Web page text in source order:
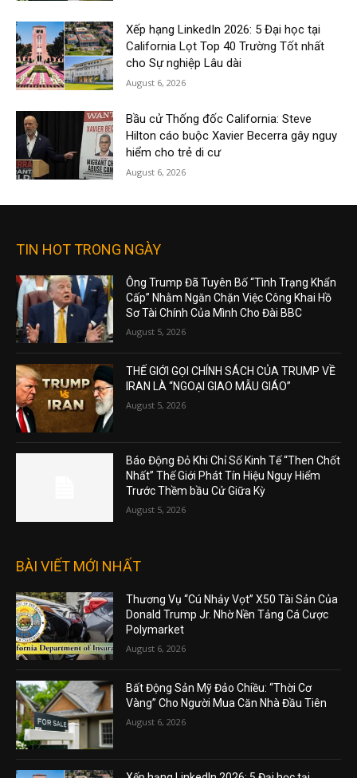
Xếp hạng LinkedIn 2026: 5 Đại học tại
California Lọt Top 40 Trường Tốt nhất
cho Sự nghiệp Lâu dài
August 6, 2026
Bầu cử Thống đốc California: Steve
Hilton cáo buộc Xavier Becerra gây nguy
hiểm cho trẻ di cư
August 6, 2026
TIN HOT TRONG NGÀY
Ông Trump Đã Tuyên Bố “Tình Trạng Khẩn
Cấp” Nhằm Ngăn Chặn Việc Công Khai Hồ
Sơ Tài Chính Của Mình Cho Đài BBC
August 5, 2026
THẾ GIỚI GỌI CHÍNH SÁCH CỦA TRUMP VỀ
IRAN LÀ “NGOẠI GIAO MẪU GIÁO”
August 5, 2026
Báo Động Đỏ Khi Chỉ Số Kinh Tế “Then Chốt
Nhất” Thế Giới Phát Tín Hiệu Nguy Hiểm
Trước Thềm bầu Cử Giữa Kỳ
August 5, 2026
BÀI VIẾT MỚI NHẤT
Thương Vụ “Cú Nhảy Vọt” X50 Tài Sản Của
Donald Trump Jr. Nhờ Nền Tảng Cá Cược
Polymarket
August 6, 2026
Bất Động Sản Mỹ Đảo Chiều: “Thời Cơ
Vàng” Cho Người Mua Căn Nhà Đầu Tiên
August 6, 2026